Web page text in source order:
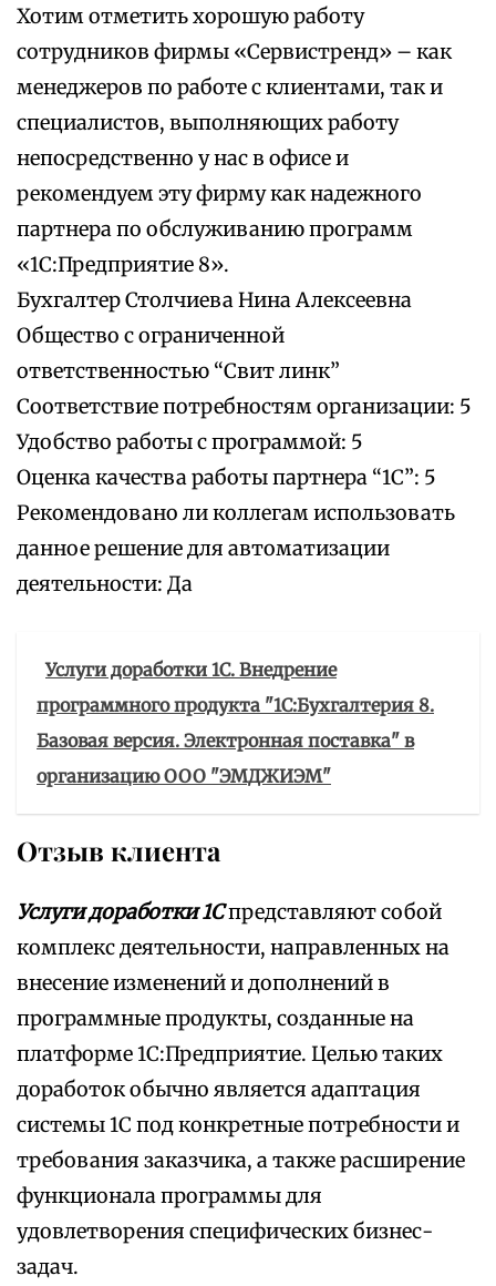
Хотим отметить хорошую работу
сотрудников фирмы «Сервистренд» – как
менеджеров по работе с клиентами, так и
специалистов, выполняющих работу
непосредственно у нас в офисе и
рекомендуем эту фирму как надежного
партнера по обслуживанию программ
«1С:Предприятие 8».
Бухгалтер Столчиева Нина Алексеевна
Общество с ограниченной
ответственностью “Свит линк”
Соответствие потребностям организации: 5
Удобство работы с программой: 5
Оценка качества работы партнера “1С”: 5
Рекомендовано ли коллегам использовать
данное решение для автоматизации
деятельности: Да
Услуги доработки 1С. Внедрение
программного продукта "1С:Бухгалтерия 8.
Базовая версия. Электронная поставка" в
организацию ООО "ЭМДЖИЭМ"
Отзыв клиента
Услуги доработки 1Спредставляют собой
комплекс деятельности, направленных на
внесение изменений и дополнений в
программные продукты, созданные на
платформе 1С:Предприятие. Целью таких
доработок обычно является адаптация
системы 1С под конкретные потребности и
требования заказчика, а также расширение
функционала программы для
удовлетворения специфических бизнес-
задач.